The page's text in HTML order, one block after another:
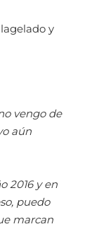
y
vengo de
aún
2016 y en
puedo
marcan